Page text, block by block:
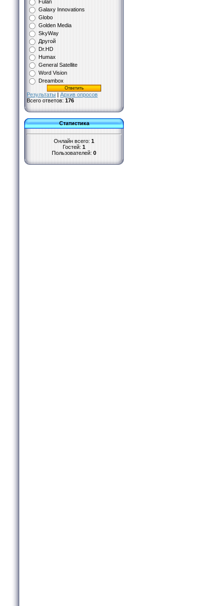
Fulan
Galaxy Innovations
Globo
Golden Media
SkyWay
Другой
Dr.HD
Humax
General Satellite
Word Vision
Dreambox
Результаты | Архив опросов
Всего ответов: 176
Статистика
Онлайн всего: 1
Гостей: 1
Пользователей: 0